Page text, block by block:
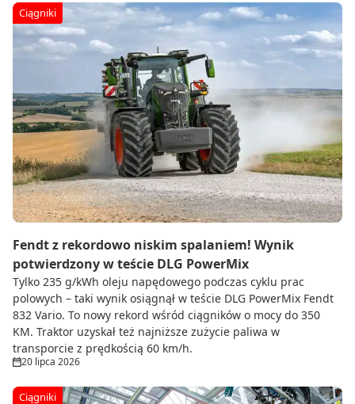
Ciągniki
Fendt z rekordowo niskim spalaniem! Wynik
potwierdzony w teście DLG PowerMix
Tylko 235 g/kWh oleju napędowego podczas cyklu prac
polowych – taki wynik osiągnął w teście DLG PowerMix Fendt
832 Vario. To nowy rekord wśród ciągników o mocy do 350
KM. Traktor uzyskał też najniższe zużycie paliwa w
transporcie z prędkością 60 km/h.
20 lipca 2026
Ciągniki